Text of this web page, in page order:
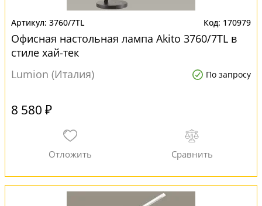
3760/7TL 170979
Офисная настольная лампа Akito 3760/7TL в
стиле хай-тек
Lumion (Италия)
По запросу
8 580 ₽